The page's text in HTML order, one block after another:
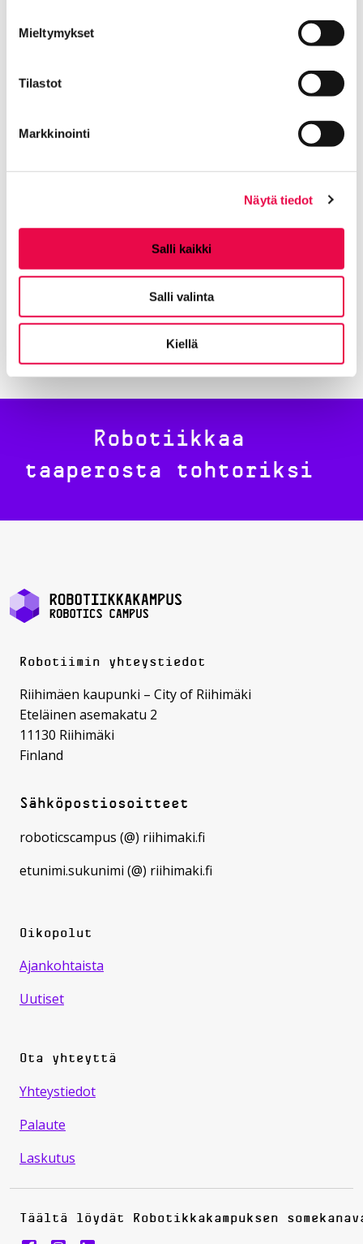
Mieltymykset
Tilastot
Markkinointi
Näytä tiedot
Salli kaikki
Salli valinta
Kiellä
työkavereina -hanke, joka on Euroopan unionin
osarahoittama. Riksun Robopäivät on hankkeen
aikatauluineen.
Jaa WhasAppissa
Kategorioiden arkisto:Kilpailut ja tapahtumat
Kaikki artikkelit:Uutiset
Robotiikkaa
taaperosta tohtoriksi
Robotiimin yhteystiedot
Riihimäen kaupunki – City of Riihimäki
Eteläinen asemakatu 2
11130 Riihimäki
Finland
Sähköpostiosoitteet
roboticscampus (@) riihimaki.fi
etunimi.sukunimi (@) riihimaki.fi
Oikopolut
Ajankohtaista
Uutiset
Ota yhteyttä
Yhteystiedot
Palaute
Laskutus
Täältä löydät Robotikkakampuksen